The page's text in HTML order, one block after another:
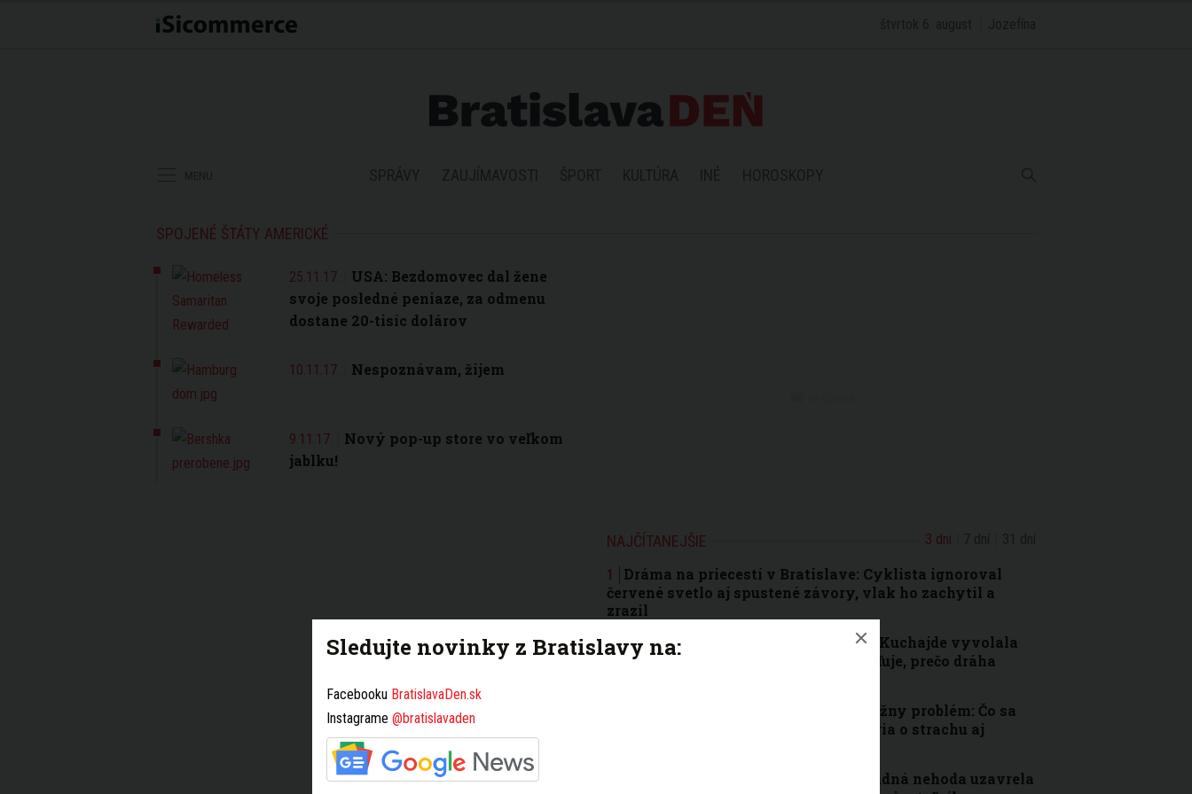
SPOJENÉ ŠTÁTY AMERICKÉ
25.11.17.
USA: Bezdomovec dal žene
svoje posledné peniaze, za odmenu
dostane 20-tisíc dolárov
10.11.17. Nespoznávam, žijem
9.11.17.
Nový pop-up store vo veľkom
jablku!
NAJČÍTANEJŠIE 3 dni
Dráma na priecestí v Bratislave: Cyklista ignoroval
červené svetlo aj spustené závory, vlak ho zachytil a
zrazil
Fotografia bežeckého chodníka na Kuchajde vyvolala
búrlivú diskusiu. Nové Mesto vysvetľuje, prečo dráha
Obľúbený park v Bratislave rieši vážny problém: Čo sa
deje v Parku Jama? Obyvatelia hovoria o strachu aj
Kolaps na D1 pri Bratislave: Hromadná nehoda uzavrela
Sledujte novinky z Bratislavy na:
Facebooku BratislavaDen.sk
Instagrame @bratislavaden